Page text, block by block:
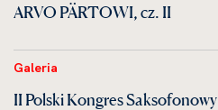
ARVO PÄRTOWI, cz. II
Galeria
II Polski Kongres Saksofonowy